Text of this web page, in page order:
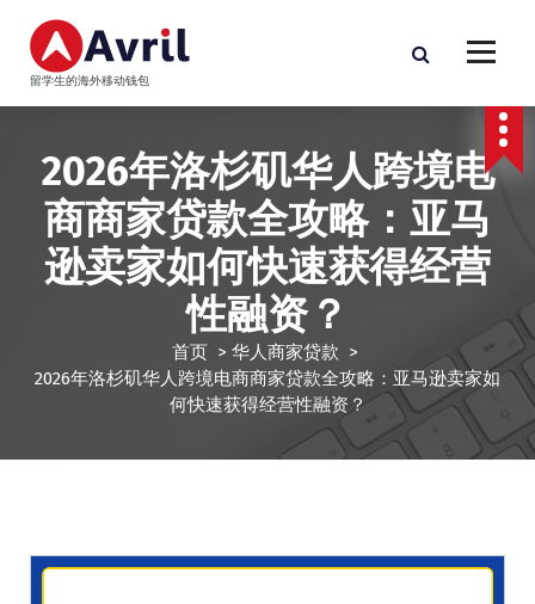
留学生的海外移动钱包
2026年洛杉矶华人跨境电
商商家贷款全攻略：亚马
逊卖家如何快速获得经营
性融资？
首页 > 华人商家贷款 >
2026年洛杉矶华人跨境电商商家贷款全攻略：亚马逊卖家如
何快速获得经营性融资？